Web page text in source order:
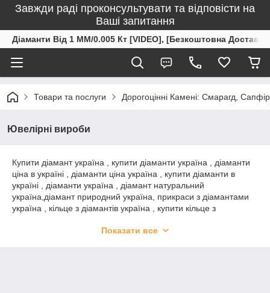
Завжди раді проконсультувати та відповісти на
Ваші запитання
Діаманти Від 1 ММ/0.005 Кт [VIDEO], [Безкоштовна
Товари та послуги Дорогоцінні Камені: Смарагд,
Ювелірні вироби
Купити діамант україна , купити діаманти україна , діаманти
ціна в україні , діаманти ціна україна , купити діаманти в
україні , діаманти україна , діамант натуральний
україна,діамант природний україна, прикраси з діамантами
україна , кільце з діамантів україна , купити кільце з
купити перстень з діамантами україна ,купити браслет з
Показати все